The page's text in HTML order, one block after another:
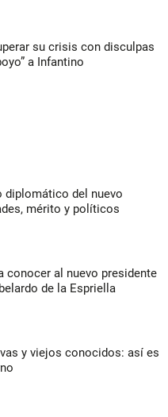
su crisis con disculpas
a Infantino
diplomático del nuevo
mérito y políticos
conocer al nuevo presidente
de la Espriella
y viejos conocidos: así es